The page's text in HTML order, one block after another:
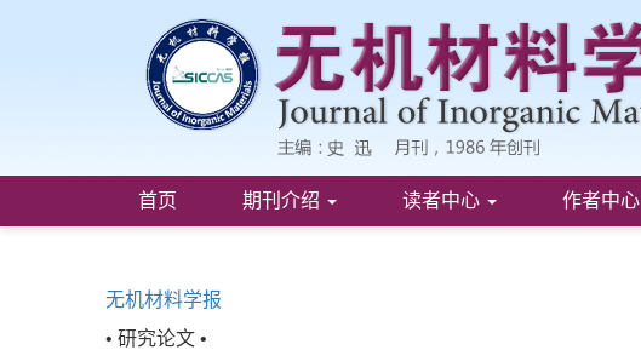
首页 期刊介绍 读者中心 作者中心
无机材料学报
• 研究论文 •